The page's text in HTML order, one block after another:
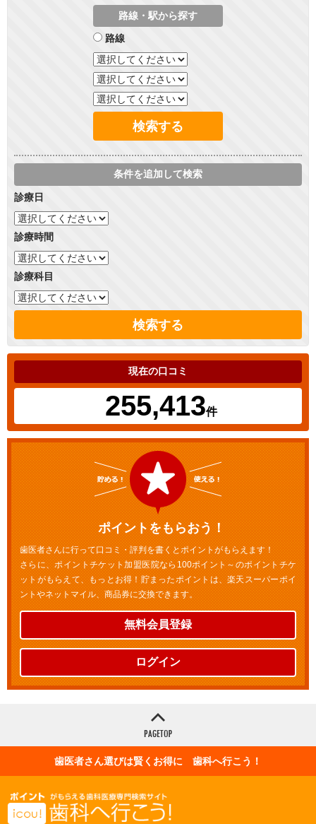
路線・駅から探す
路線
検索する
条件を追加して検索
診療日
診療時間
診療科目
検索する
現在の口コミ
255,413件
ポイントをもらおう！
歯医者さんに行って口コミ・評判を書くとポイントがもらえます！
さらに、ポイントチケット加盟医院なら100ポイント～のポイントチケ
ットがもらえて、もっとお得！貯まったポイントは、楽天スーパーポイ
ントやネットマイル、商品券に交換できます。
無料会員登録
ログイン
歯医者さん選びは賢くお得に 歯科へ行こう！